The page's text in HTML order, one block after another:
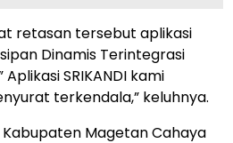
retasan tersebut aplikasi
Dinamis Terintegrasi
SRIKANDI kami
terkendala,” keluhnya.
Magetan Cahaya